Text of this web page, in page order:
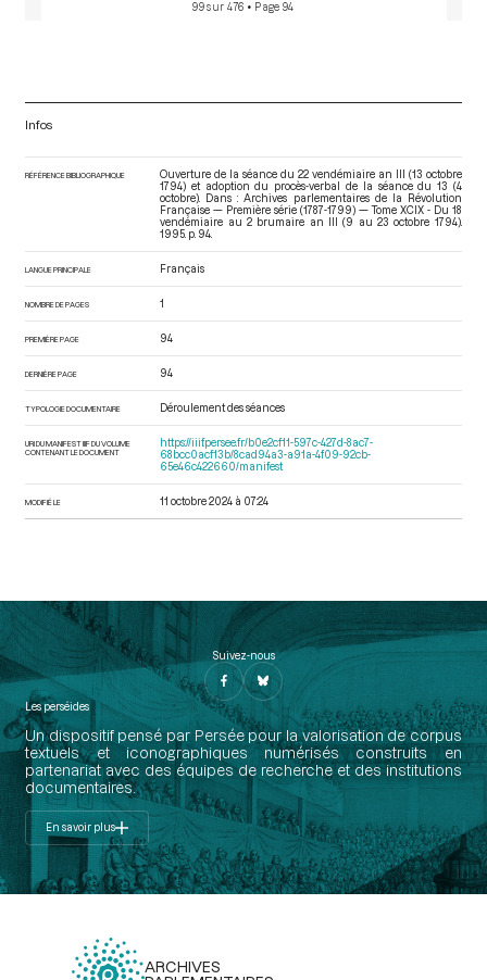
99 sur 476 • Page 94
Infos
RÉFÉRENCE BIBLIOGRAPHIQUE
Ouverture de la séance du 22 vendémiaire an III (13 octobre
1794) et adoption du procès-verbal de la séance du 13 (4
octobre). Dans : Archives parlementaires de la Révolution
Française — Première série (1787-1799) — Tome XCIX - Du 18
vendémiaire au 2 brumaire an III (9 au 23 octobre 1794).
1995. p. 94.
LANGUE PRINCIPALE Français
NOMBRE DE PAGES 1
PREMIÈRE PAGE 94
DERNIÈRE PAGE 94
TYPOLOGIE DOCUMENTAIRE Déroulement des séances
URI DU MANIFEST IIIF DU VOLUME
CONTENANT LE DOCUMENT
https://iiif.persee.fr/b0e2cf11-597c-427d-8ac7-
68bcc0acf13b/8cad94a3-a91a-4f09-92cb-
65e46c422660/manifest
MODIFIÉ LE 11 octobre 2024 à 07:24
Suivez-nous
Les perséides
Un dispositif pensé par Persée pour la valorisation de corpus
textuels et iconographiques numérisés construits en
partenariat avec des équipes de recherche et des institutions
documentaires.
En savoir plus
ARCHIVES